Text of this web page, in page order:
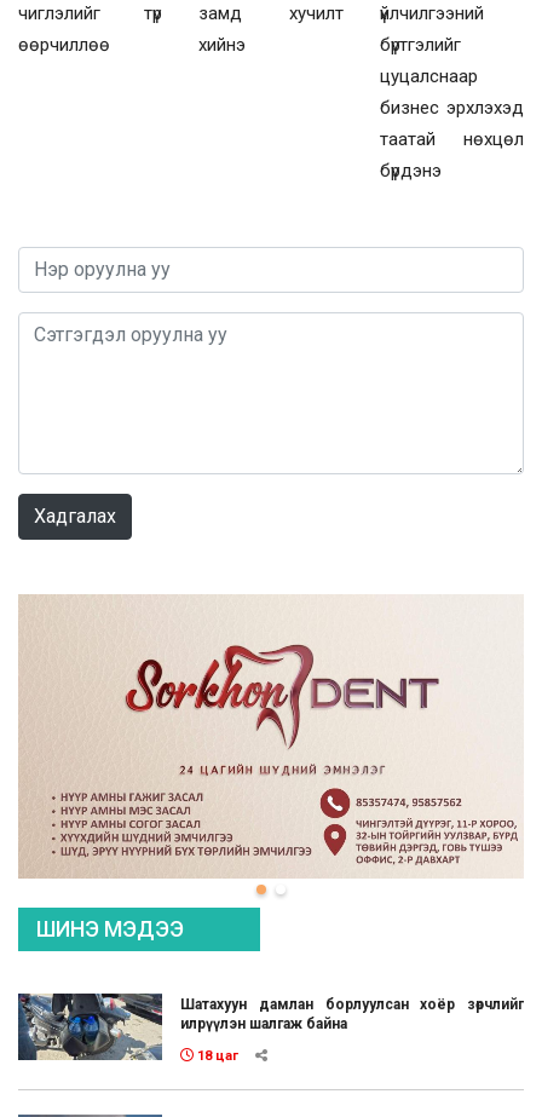
чиглэлийг түр
өөрчиллөө
замд хучилт
хийнэ
үйлчилгээний
бүртгэлийг
цуцалснаар
бизнес эрхлэхэд
таатай нөхцөл
бүрдэнэ
Хадгалах
ШИНЭ МЭДЭЭ
Шатахуун дамлан борлуулсан хоёр зөрчлийг
илрүүлэн шалгаж байна
18 цаг